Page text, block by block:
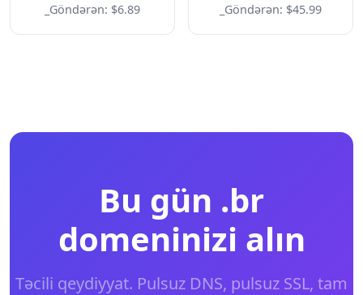
_Göndərən: $6.89 _Göndərən: $45.99
Bu gün .br
domeninizi alın
Təcili qeydiyyat. Pulsuz DNS, pulsuz SSL, tam